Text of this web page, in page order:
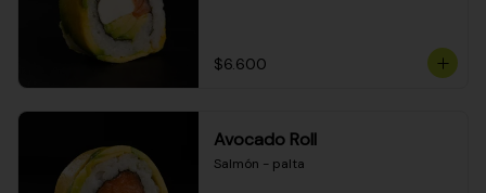
$6.600
Avocado Roll
Salmón - palta